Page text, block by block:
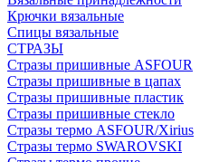
Крючки вязальные
Спицы вязальные
СТРАЗЫ
Стразы пришивные ASFOUR
Стразы пришивные в цапах
Стразы пришивные пластик
Стразы пришивные стекло
Стразы термо ASFOUR/Xirius
Стразы термо SWAROVSKI